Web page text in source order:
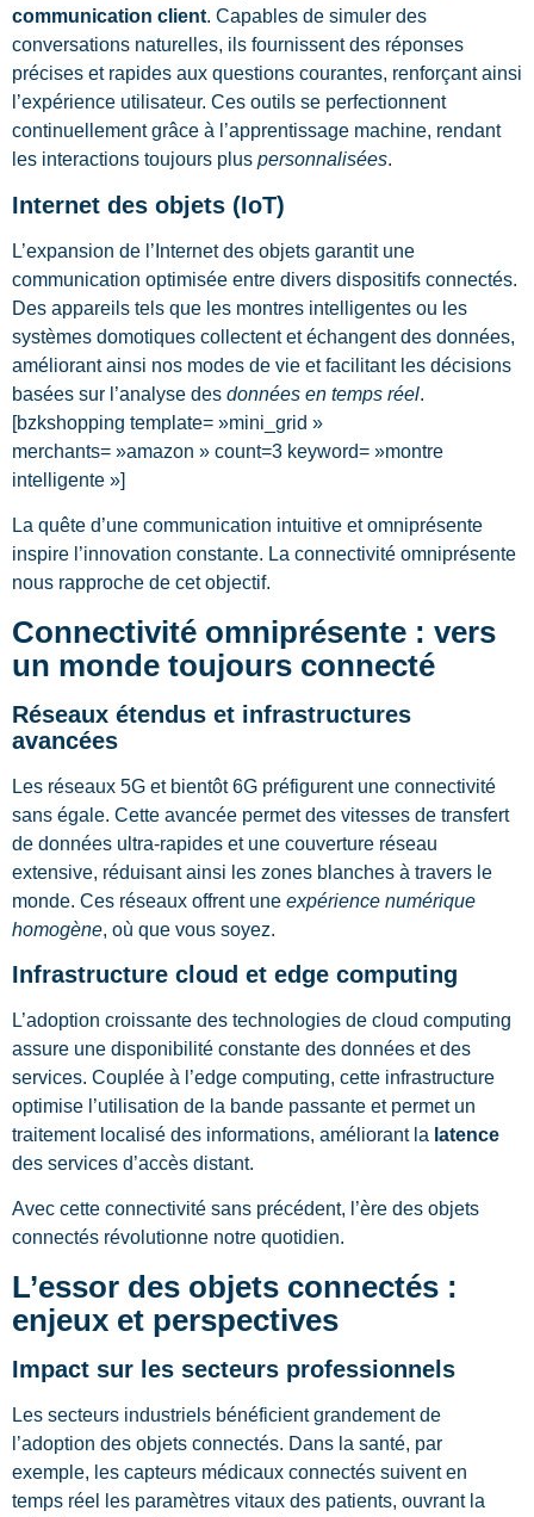
communication client. Capables de simuler des
conversations naturelles, ils fournissent des réponses
précises et rapides aux questions courantes, renforçant ainsi
l’expérience utilisateur. Ces outils se perfectionnent
continuellement grâce à l’apprentissage machine, rendant
les interactions toujours plus personnalisées.
Internet des objets (IoT)
L’expansion de l’Internet des objets garantit une
communication optimisée entre divers dispositifs connectés.
Des appareils tels que les montres intelligentes ou les
systèmes domotiques collectent et échangent des données,
améliorant ainsi nos modes de vie et facilitant les décisions
basées sur l’analyse des données en temps réel.
[bzkshopping template= »mini_grid »
merchants= »amazon » count=3 keyword= »montre
intelligente »]
La quête d’une communication intuitive et omniprésente
inspire l’innovation constante. La connectivité omniprésente
nous rapproche de cet objectif.
Connectivité omniprésente : vers
un monde toujours connecté
Réseaux étendus et infrastructures
avancées
Les réseaux 5G et bientôt 6G préfigurent une connectivité
sans égale. Cette avancée permet des vitesses de transfert
de données ultra-rapides et une couverture réseau
extensive, réduisant ainsi les zones blanches à travers le
monde. Ces réseaux offrent une expérience numérique
homogène, où que vous soyez.
Infrastructure cloud et edge computing
L’adoption croissante des technologies de cloud computing
assure une disponibilité constante des données et des
services. Couplée à l’edge computing, cette infrastructure
optimise l’utilisation de la bande passante et permet un
traitement localisé des informations, améliorant la latence
des services d’accès distant.
Avec cette connectivité sans précédent, l’ère des objets
connectés révolutionne notre quotidien.
L’essor des objets connectés :
enjeux et perspectives
Impact sur les secteurs professionnels
Les secteurs industriels bénéficient grandement de
l’adoption des objets connectés. Dans la santé, par
exemple, les capteurs médicaux connectés suivent en
temps réel les paramètres vitaux des patients, ouvrant la